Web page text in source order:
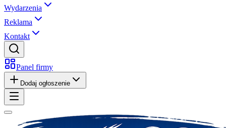
Wydarzenia
Reklama
Kontakt
Panel firmy
Dodaj ogłoszenie